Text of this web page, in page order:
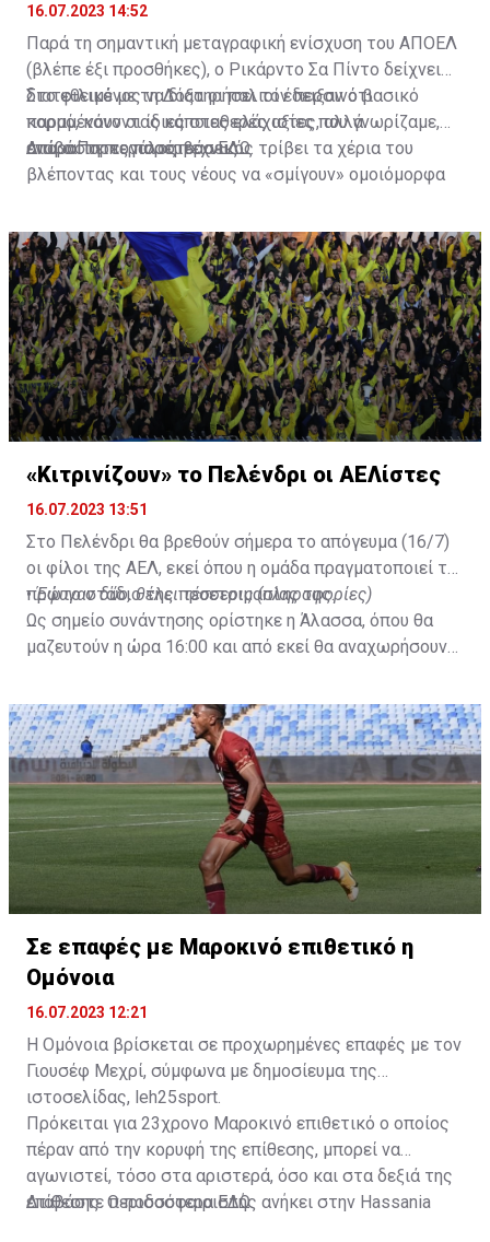
16.07.2023 14:52
Παρά τη σημαντική μεταγραφική ενίσχυση του ΑΠΟΕΛ
(βλέπε έξι προσθήκες), ο Ρικάρντο Σα Πίντο δείχνει
διατεθειμένος να διατηρήσει τον περσινό βασικό
κορμό, κάνοντας κάποιες ελάχιστες, αλλά
απαραίτητες παρεμβάσεις.
Στο φιλικό με τη Δόξα οι παλιοί έδειξαν ότι
παραμένουν οι ίδιες σταθερές αξίες που γνωρίζαμε,
ενώ ο Πορτογάλος τεχνικός τρίβει τα χέρια του
βλέποντας και τους νέους να «σμίγουν» ομοιόμορφα
Διαβάστε περισσότεραΕΔΩ.
«Κιτρινίζουν» το Πελένδρι οι ΑΕΛίστες
16.07.2023 13:51
Στο Πελένδρι θα βρεθούν σήμερα το απόγευμα (16/7)
οι φίλοι της ΑΕΛ, εκεί όπου η ομάδα πραγματοποιεί το
πρώτο στάδιο της προετοιμασίας της.
•Έφυγαν δύο, θέλει τέσσερις (πληροφορίες)
Ως σημείο συνάντησης ορίστηκε η Άλασσα, όπου θα
μαζευτούν η ώρα 16:00 και από εκεί θα αναχωρήσουν
δώοσυν το παρών τους στην απογευματινή προπόνηση
της ομάδας.
Σε επαφές με Μαροκινό επιθετικό η
Ομόνοια
16.07.2023 12:21
Η Ομόνοια βρίσκεται σε προχωρημένες επαφές με τον
Γιουσέφ Μεχρί, σύμφωνα με δημοσίευμα της
ιστοσελίδας, leh25sport.
Πρόκειται για 23χρονο Μαροκινό επιθετικό ο οποίος
πέραν από την κορυφή της επίθεσης, μπορεί να
αγωνιστεί, τόσο στα αριστερά, όσο και στα δεξιά της
επίθεσης. Ο ποδοσφαιριστής ανήκει στην Hassania
Διαβάστε περισσότεραΕΔΩ.